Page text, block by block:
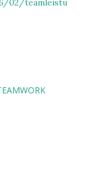
02/teamleistu